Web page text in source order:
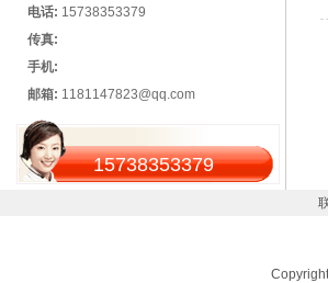
电话: 15738353379
传真:
手机:
邮箱: 1181147823@qq.com
15738353379